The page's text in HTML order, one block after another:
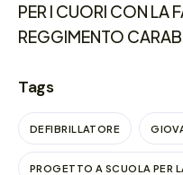
PER I CUORI CON LA
REGGIMENTO
Tags
DEFIBRILLATORE
PROGETTO A SCUOLA PER